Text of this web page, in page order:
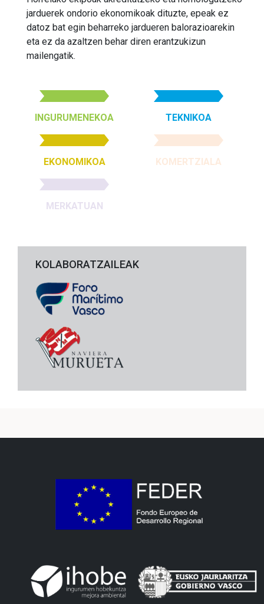
jarduerek ondorio ekonomikoak dituzte, epeak ez
datoz bat egin beharreko jardueren balorazioarekin
eta ez da azaltzen behar diren erantzukizun
mailengatik.
INGURUMENEKOA TEKNIKOA
EKONOMIKOA KOMERTZIALA
MERKATUAN
KOLABORATZAILEAK